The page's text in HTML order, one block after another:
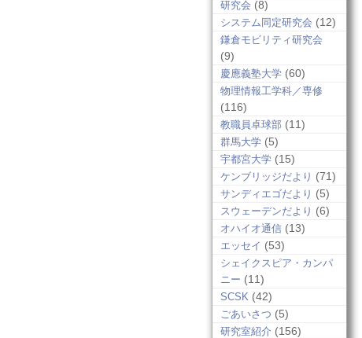
研究会 (8)
システム同定研究会 (12)
鎌倉モビリティ研究会
(9)
慶應義塾大学 (60)
物理情報工学科／専修
(116)
教職員卓球部 (11)
群馬大学 (5)
宇都宮大学 (15)
ケンブリッジだより (71)
サンディエゴだより (5)
スウェーデンだより (6)
オハイオ通信 (13)
エッセイ (53)
シェイクスピア・カンパ
ニー (11)
SCSK (42)
ごあいさつ (5)
研究室紹介 (156)